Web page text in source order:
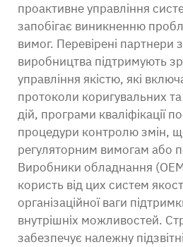
проактивне управління
запобігає виникненню
вимог. Перевірені партнери
виробництва підтримують
управління якістю, які
протоколи коригувальних
дій, програми кваліфікації
процедури контролю змін,
регуляторним вимогам або
Виробники обладнання
користь від цих систем
організаційної ваги
внутрішніх можливостей.
забезпечує належну